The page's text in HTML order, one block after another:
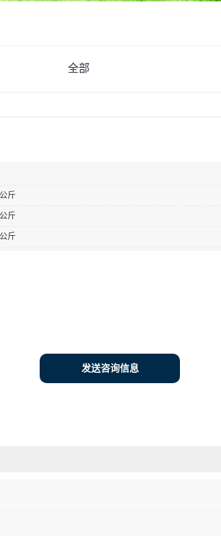
全部
斤
斤
斤
发送咨询信息